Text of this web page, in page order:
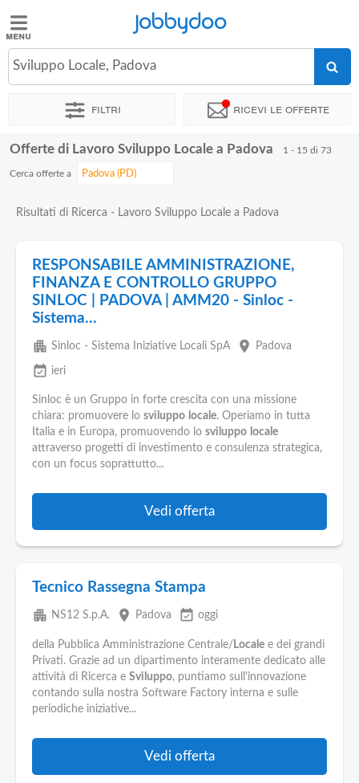
Jobbydoo
Offerte
Stipendi
Elenco
Blog
Pubblica
Offerte
Area
Aziende
Jobbydoo
Sviluppo Locale, Padova
Filtri Ricevi le offerte
Offerte di Lavoro Sviluppo Locale a Padova 1 - 15 di 73
Cerca offerte a
Risultati di Ricerca - Lavoro Sviluppo Locale a Padova
RESPONSABILE AMMINISTRAZIONE,
FINANZA E CONTROLLO GRUPPO
SINLOC | PADOVA | AMM20 - Sinloc -
Sistema...
apartment Sinloc - Sistema Iniziative Locali SpA place Padova
event_available ieri
Sinloc è un Gruppo in forte crescita con una missione
chiara: promuovere lo sviluppo locale. Operiamo in tutta
Italia e in Europa, promuovendo lo sviluppo locale
attraverso progetti di investimento e consulenza strategica,
con un focus soprattutto...
Vedi offerta
Tecnico Rassegna Stampa
apartment NS12 S.p.A. place Padova event_available oggi
della Pubblica Amministrazione Centrale/ Locale e dei grandi
Privati. Grazie ad un dipartimento interamente dedicato alle
attività di Ricerca e Sviluppo, puntiamo sull'innovazione
contando sulla nostra Software Factory interna e sulle
periodiche iniziative...
Vedi offerta